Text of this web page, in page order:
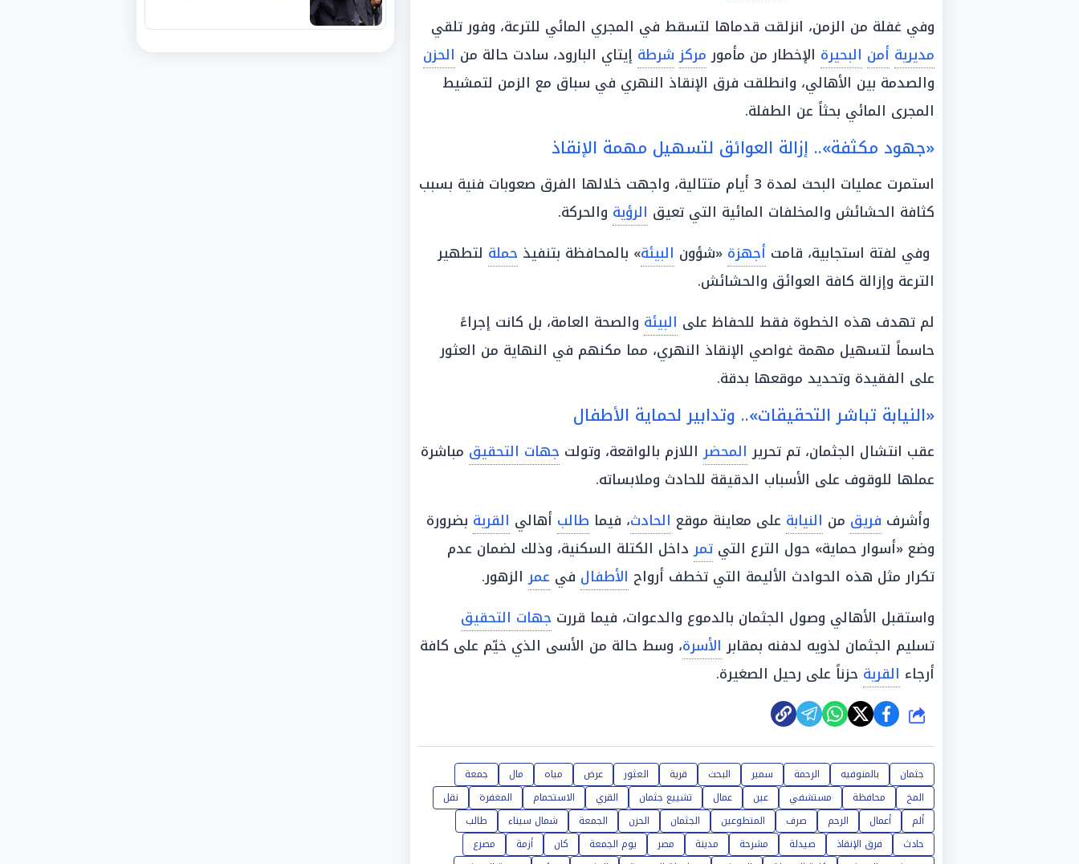
وفي غفلة من الزمن، انزلقت قدماها لتسقط في المجري المائي للترعة، وفور تلقي
مديرية أمن البحيرة الإخطار من مأمورمركز شرطة إيتاي البارود، سادت حالة من الحزن
والصدمة بين الأهالي، وانطلقت فرق الإنقاذ النهري في سباق مع الزمن لتمشيط
المجرى المائي بحثاً عن الطفلة.
«جهود مكثفة».. إزالة العوائق لتسهيل مهمة الإنقاذ
استمرت عمليات البحث لمدة 3 أيام متتالية، واجهت خلالها الفرق صعوبات فنية بسبب
كثافة الحشائش والمخلفات المائية التي تعيق الرؤية والحركة.
وفي لفتة استجابية، قامت أجهزة «شؤون البيئة» بالمحافظة بتنفيذ حملة لتطهير
الترعة وإزالة كافة العوائق والحشائش.
لم تهدف هذه الخطوة فقط للحفاظ على البيئة والصحة العامة، بل كانت إجراءً
حاسماً لتسهيل مهمة غواصي الإنقاذ النهري، مما مكنهم في النهاية من العثور
على الفقيدة وتحديد موقعها بدقة.
«النيابة تباشر التحقيقات».. وتدابير لحماية الأطفال
عقب انتشال الجثمان، تم تحرير المحضراللازم بالواقعة، وتولت جهات التحقيق مباشرة
عملها للوقوف على الأسباب الدقيقة للحادث وملابساته.
وأشرف فريق من النيابة على معاينة موقع الحادث، فيما طالب أهالي القرية بضرورة
وضع «أسوار حماية» حول الترع التي تمرداخل الكتلة السكنية، وذلك لضمان عدم
تكرار مثل هذه الحوادث الأليمة التي تخطف أرواح الأطفال في عمرالزهور.
واستقبل الأهالي وصول الجثمان بالدموع والدعوات، فيما قررت جهات التحقيق
تسليم الجثمان لذويه لدفنه بمقابر الأسرة، وسط حالة من الأسى الذي خيّم على كافة
أرجاء القرية حزناً على رحيل الصغيرة.
شارك
جثمان بالمنوفيه الرحمة سمير البحث قرية العثور عرض مياه مال
جمعة
المخ
محافظة مستشفي عين عمال تشييع جثمان القري الاستحمام المغفرة
نقل
ألم
أعمال الرحم صرف المتطوعين الجثمان الحزن الجمعة شمال سيناء
طالب
حادث
فرق الإنقاذ صيدلة مشرحة مدينة مصر يوم الجمعة كان أزمة
مصرع
الفيفا».. وإقالة